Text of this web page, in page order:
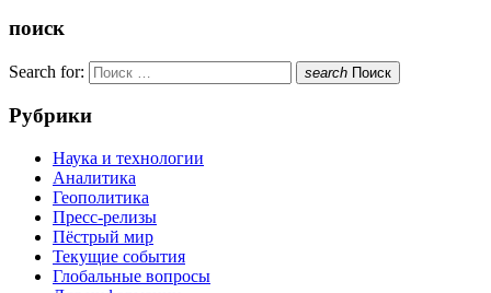
поиск
Search for: search Поиск
Рубрики
Наука и технологии
Аналитика
Геополитика
Пресс-релизы
Пёстрый мир
Текущие события
Глобальные вопросы